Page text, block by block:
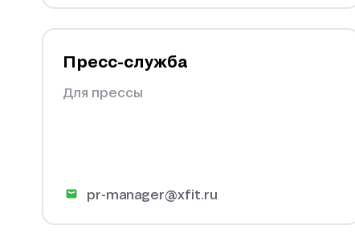
Пресс-служба
Для прессы
pr-manager@xfit.ru